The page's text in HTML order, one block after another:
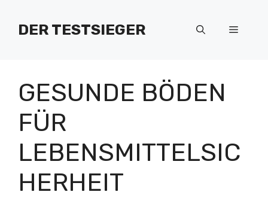
Inhalt
springenDER TESTSIEGER Menü
GESUNDE BÖDEN
FÜR
LEBENSMITTELSIC
HERHEIT